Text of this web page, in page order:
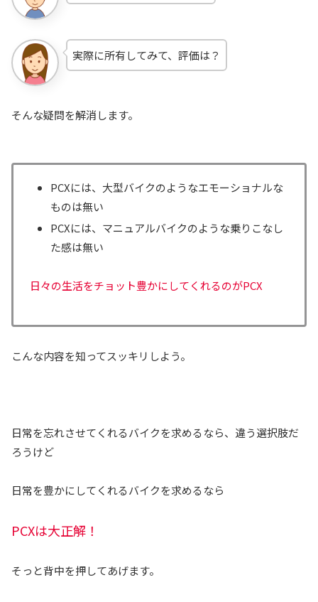
実際に所有してみて、評価は？
そんな疑問を解消します。
PCXには、大型バイクのようなエモーショナルな
ものは無い
PCXには、マニュアルバイクのような乗りこなし
た感は無い
日々の生活をチョット豊かにしてくれるのがPCX
こんな内容を知ってスッキリしよう。
日常を忘れさせてくれるバイクを求めるなら、違う選択肢だ
ろうけど
日常を豊かにしてくれるバイクを求めるなら
PCXは大正解！
そっと背中を押してあげます。